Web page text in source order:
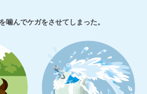
噛んでケガをさせてしまった。